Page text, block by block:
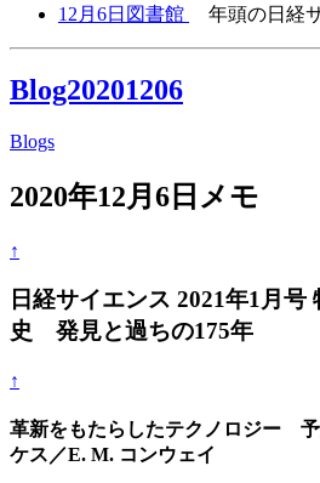
12月6日図書館
年頭の日経
Blog20201206
Blogs
2020年12月6日メモ
↑
日経サイエンス 2021年1月号
史 発見と過ちの175年
↑
革新をもたらしたテクノロジー
ケス／E. M. コンウェイ